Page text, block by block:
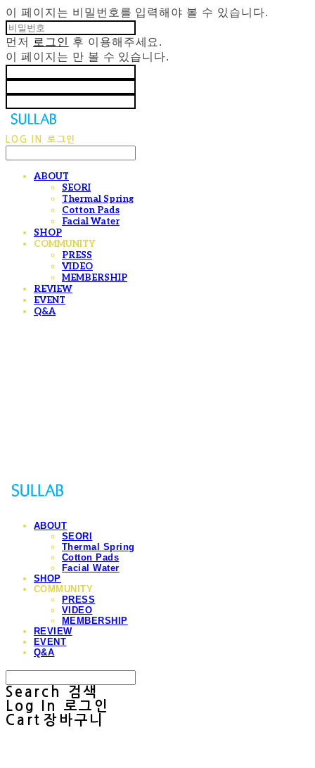
이 페이지는 비밀번호를 입력해야 볼 수 있습니다.
먼저 로그인 후 이용해주세요.
이 페이지는 만 볼 수 있습니다.
LOG IN 로그인
ABOUT
SEORI
Thermal Spring
Cotton Pads
Facial Water
SHOP
COMMUNITY
PRESS
VIDEO
MEMBERSHIP
REVIEW
EVENT
Q&A
ABOUT
SEORI
Thermal Spring
Cotton Pads
Facial Water
SHOP
COMMUNITY
PRESS
VIDEO
MEMBERSHIP
REVIEW
EVENT
Q&A
Search
검색
Log In
로그인
Cart 장바구니